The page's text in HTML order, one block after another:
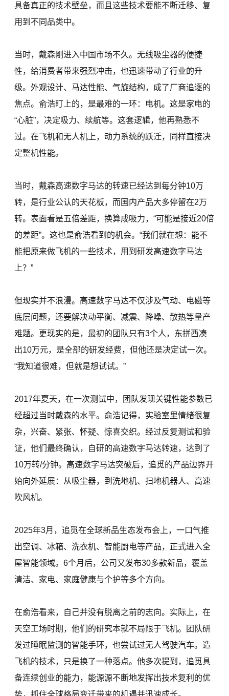
具备真正的技术壁垒，而且这些技术要能不断迁移、复
用到不同品类中。
当时，戴森刚进入中国市场不久。无线吸尘器的便捷
性，给消费者带来强烈冲击，也迅速带动了行业的升
级。外观设计、马达性能、气旋结构，成了厂商追逐的
焦点。俞浩盯上的，是最难的一环：电机。这是家电的
“心脏”，决定吸力、续航等。这套逻辑，他再熟悉不
过。在飞机和无人机上，动力系统的跃迁，同样直接决
定整机性能。
当时，戴森高速数字马达的转速已经达到每分钟10万
转，是行业公认的天花板，而国内产品大多停留在2万
转。表面看是五倍差距，换算成吸力，“可能是接近20倍
的差距”。这也是俞浩看到的机会。“我们就在想：能不
能把原来做飞机的一些技术，用到研发高速数字马达
上？”
但现实并不浪漫。高速数字马达不仅涉及气动、电磁等
底层问题，还要解决动平衡、减震、降噪、散热等量产
难题。更现实的是，最初的团队只有3个人，东拼西凑
出10万元，是全部的研发经费，但他还是决定试一次。
“我知道很难，但就是想试试。”
2017年夏天，在一次测试中，团队发现关键性能参数已
经超过当时戴森的水平。俞浩记得，实验室里情绪很复
杂，兴奋、紧张、怀疑、惊喜交织。经过反复测试和验
证，他们最终确认，自研的高速数字马达转速，达到了
10万转/分钟。高速数字马达突破后，追觅的产品边界开
始向外延展：从吸尘器，到洗地机、扫地机器人、高速
吹风机。
2025年3月，追觅在全球新品生态发布会上，一口气推
出空调、冰箱、洗衣机、智能厨电等产品，正式进入全
屋智能领域。6个月后，公司又发布30多款新品，覆盖
清洁、家电、家庭健康与个护等多个方向。
在俞浩看来，自己并没有脱离之前的志向。实际上，在
天空工场时期，他们的研究本就不局限于飞机。团队研
发过睡眠监测的智能手环，也尝试过无人驾驶汽车。造
飞机的技术，只是换了一种落点。他多次提到，追觅具
备连续创业的能力，能源源不断地发挥出技术复利的优